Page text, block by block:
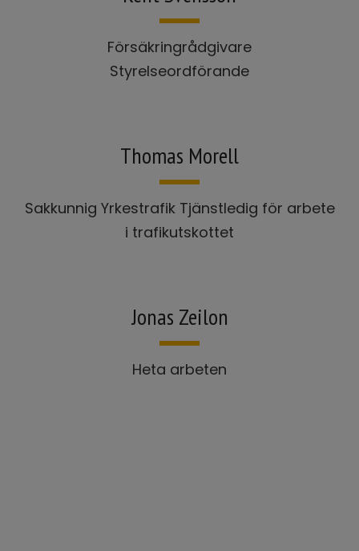
Försäkringrådgivare
Styrelseordförande
Thomas Morell
Sakkunnig Yrkestrafik Tjänstledig för arbete
i trafikutskottet
Jonas Zeilon
Heta arbeten